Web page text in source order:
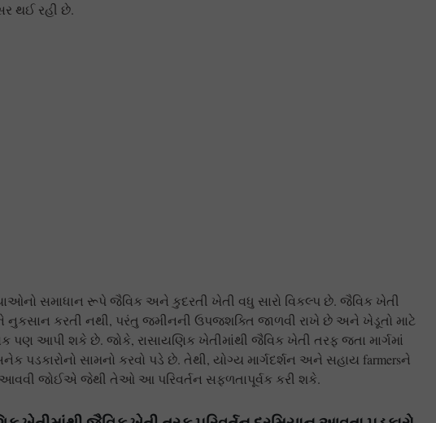
થઈ રહી છે.
સમાધાન રૂપે જૈવિક અને કુદરતી ખેતી વધુ સારો વિકલ્પ છે. જૈવિક ખેતી
નુકસાન કરતી નથી, પરંતુ જમીનની ઉપજશક્તિ જાળવી રાખે છે અને ખેડૂતો માટે
પણ આપી શકે છે. જોકે, રાસાયણિક ખેતીમાંથી જૈવિક ખેતી તરફ જતા માર્ગમાં
પડકારોનો સામનો કરવો પડે છે. તેથી, યોગ્ય માર્ગદર્શન અને સહાય farmersને
જોઈએ જેથી તેઓ આ પરિવર્તન સફળતાપૂર્વક કરી શકે.